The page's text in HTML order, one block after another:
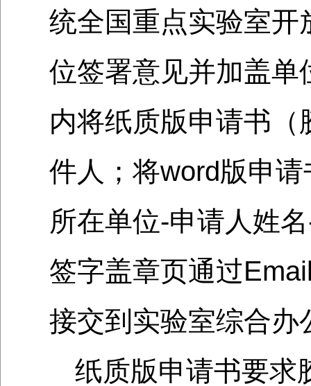
统全国重点实验室
位签署意见并加盖
内将纸质版申请书
件人；将word版申
所在单位-申请人姓
签字盖章页通过
接交到实验室综合
纸质版申请书要求